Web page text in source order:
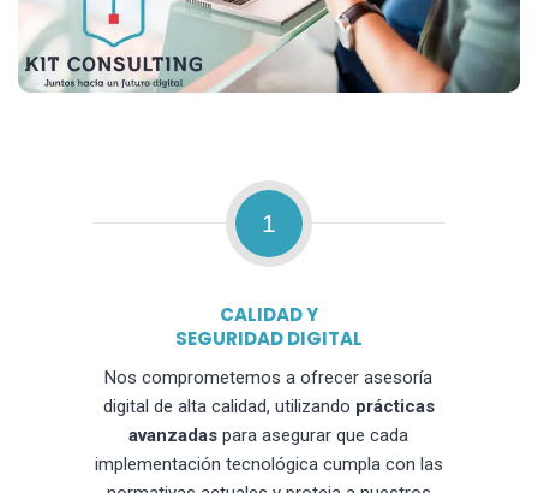
1
CALIDAD Y
SEGURIDAD DIGITAL
Nos comprometemos a ofrecer asesoría
digital de alta calidad, utilizando prácticas
avanzadas para asegurar que cada
implementación tecnológica cumpla con las